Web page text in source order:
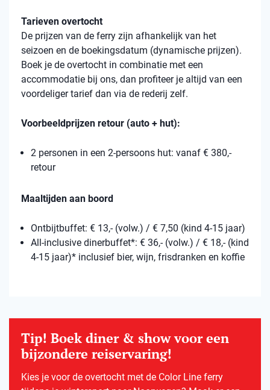
Tarieven overtocht
De prijzen van de ferry zijn afhankelijk van het
seizoen en de boekingsdatum (dynamische prijzen).
Boek je de overtocht in combinatie met een
accommodatie bij ons, dan profiteer je altijd van een
voordeliger tarief dan via de rederij zelf.
Voorbeeldprijzen retour (auto + hut):
2 personen in een 2-persoons hut: vanaf € 380,-
retour
Maaltijden aan boord
Ontbijtbuffet: € 13,- (volw.) / € 7,50 (kind 4-15 jaar)
All-inclusive dinerbuffet*: € 36,- (volw.) / € 18,- (kind
4-15 jaar)* inclusief bier, wijn, frisdranken en koffie
Tip! Boek diner & show voor een
bijzondere reiservaring!
Kies je voor de overtocht met de Color Line ferry